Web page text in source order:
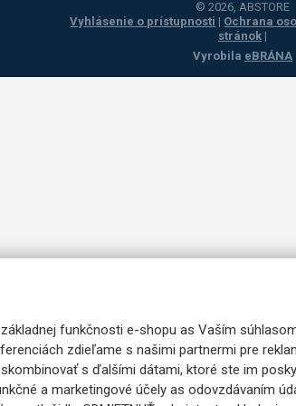
funkčnosti e-shopu as Vaším
zdieľame s našimi partnermi pre
s ďalšími dátami, ktoré ste im
a marketingové účely as odovzdávaním
© 2026, ABSTORE
Vyhlásenie o prístupnosti | Ochrana
stránok |
Vyrobila eBRÁNA